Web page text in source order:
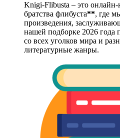
Knigi-Flibusta – это
братства флибуста**, где
произведения,
нашей подборке 2026 года
со всех уголков мира и
литературные жанры.